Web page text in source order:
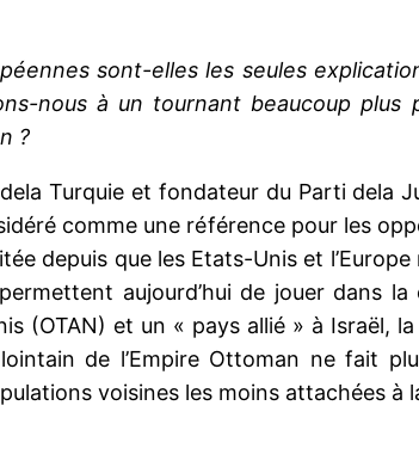
sont-elles les seules
nous à un tournant beaucoup
?
Turquie et fondateur du Parti dela
comme une référence pour les
depuis que les Etats-Unis et
aujourd’hui de jouer dans
(OTAN) et un « pays allié » à Israël,
de l’Empire Ottoman ne fait
voisines les moins attachées